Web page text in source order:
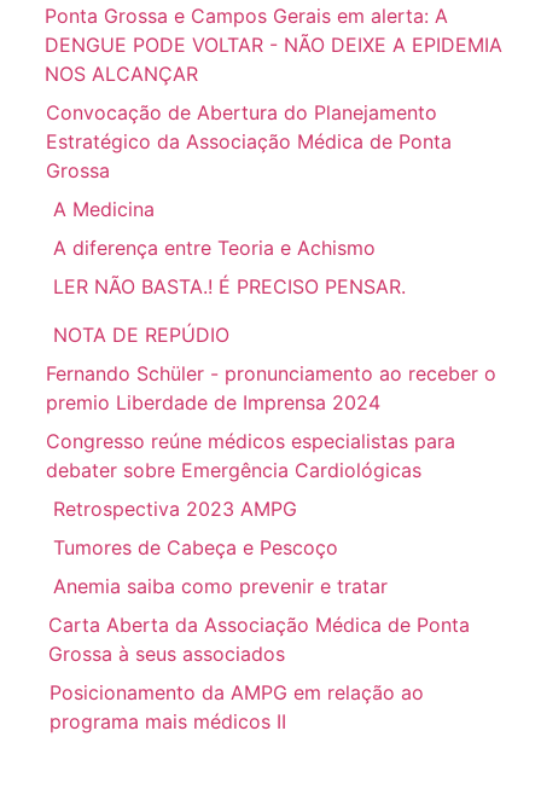
Ponta Grossa e Campos Gerais em alerta: A
DENGUE PODE VOLTAR - NÃO DEIXE A EPIDEMIA
NOS ALCANÇAR
Convocação de Abertura do Planejamento
Estratégico da Associação Médica de Ponta
Grossa
A Medicina
A diferença entre Teoria e Achismo
LER NÃO BASTA.! É PRECISO PENSAR.
NOTA DE REPÚDIO
Fernando Schüler - pronunciamento ao receber o
premio Liberdade de Imprensa 2024
Congresso reúne médicos especialistas para
debater sobre Emergência Cardiológicas
Retrospectiva 2023 AMPG
Tumores de Cabeça e Pescoço
Anemia saiba como prevenir e tratar
Carta Aberta da Associação Médica de Ponta
Grossa à seus associados
Posicionamento da AMPG em relação ao
programa mais médicos II